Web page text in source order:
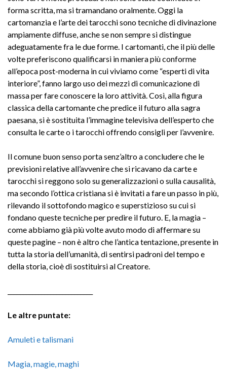
forma scritta, ma si tramandano oralmente. Oggi la
cartomanzia e l’arte dei tarocchi sono tecniche di divinazione
ampiamente diffuse, anche se non sempre si distingue
adeguatamente fra le due forme. I cartomanti, che il più delle
volte preferiscono qualificarsi in maniera più conforme
all’epoca post-moderna in cui viviamo come “esperti di vita
interiore”, fanno largo uso dei mezzi di comunicazione di
massa per fare conoscere la loro attività. Così, alla figura
classica della cartomante che predice il futuro alla sagra
paesana, si è sostituita l’immagine televisiva dell’esperto che
consulta le carte o i tarocchi offrendo consigli per l’avvenire.
Il comune buon senso porta senz’altro a concludere che le
previsioni relative all’avvenire che si ricavano da carte e
tarocchi si reggono solo su generalizzazioni o sulla causalità,
ma secondo l’ottica cristiana si è invitati a fare un passo in più,
rilevando il sottofondo magico e superstizioso su cui si
fondano queste tecniche per predire il futuro. E, la magia –
come abbiamo già più volte avuto modo di affermare su
queste pagine – non è altro che l’antica tentazione, presente in
tutta la storia dell’umanità, di sentirsi padroni del tempo e
della storia, cioè di sostituirsi al Creatore.
Le altre puntate:
Amuleti e talismani
Magia, magie, maghi